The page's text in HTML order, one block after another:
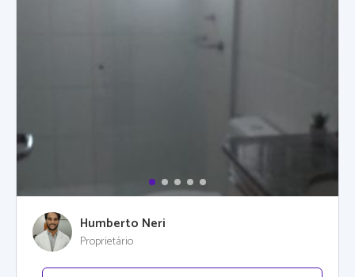
Humberto Neri
Proprietário